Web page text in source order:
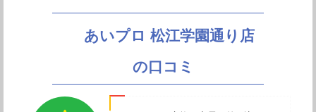
あいプロ 松江学園通り店
の口コミ